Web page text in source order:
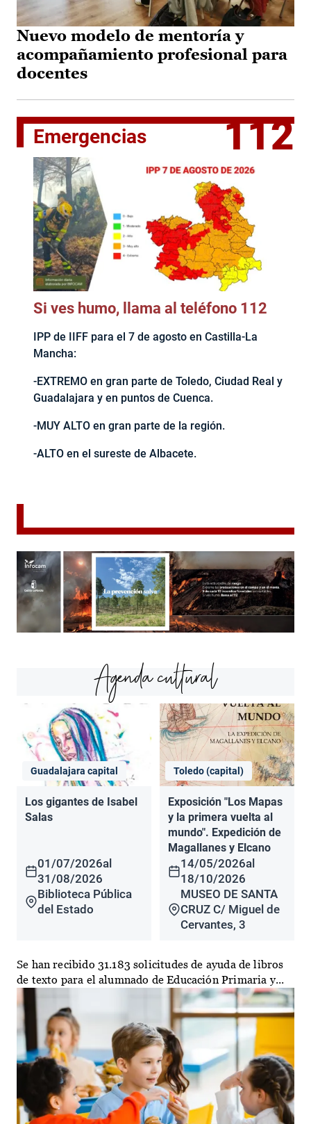
Nuevo modelo de mentoría y
acompañamiento profesional para
docentes
Emergencias 112
Si ves humo, llama al teléfono 112
IPP de IIFF para el 7 de agosto en Castilla-La
Mancha:
-EXTREMO en gran parte de Toledo, Ciudad Real y
Guadalajara y en puntos de Cuenca.
-MUY ALTO en gran parte de la región.
-ALTO en el sureste de Albacete.
Agenda cultural
Guadalajara capital
Los gigantes de Isabel
Salas
01/07/2026al
31/08/2026
Biblioteca Pública
del Estado
Toledo (capital)
Exposición "Los Mapas
y la primera vuelta al
mundo". Expedición de
Magallanes y Elcano
14/05/2026al
18/10/2026
MUSEO DE SANTA
CRUZ C/ Miguel de
Cervantes, 3
Se han recibido 31.183 solicitudes de ayuda de libros
de texto para el alumnado de Educación Primaria y...